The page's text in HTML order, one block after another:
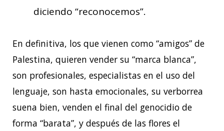
diciendo “reconocemos”.
En definitiva, los que vienen como “amigos” de
Palestina, quieren vender su “marca blanca”,
son profesionales, especialistas en el uso del
lenguaje, son hasta emocionales, su verborrea
suena bien, venden el final del genocidio de
forma “barata”, y después de las flores el